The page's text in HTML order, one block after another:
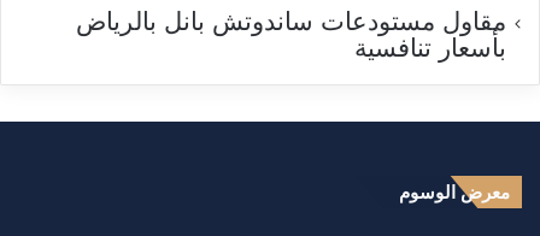
مقاول مستودعات ساندوتش بانل بالرياض
بأسعار تنافسية
معرض الوسوم